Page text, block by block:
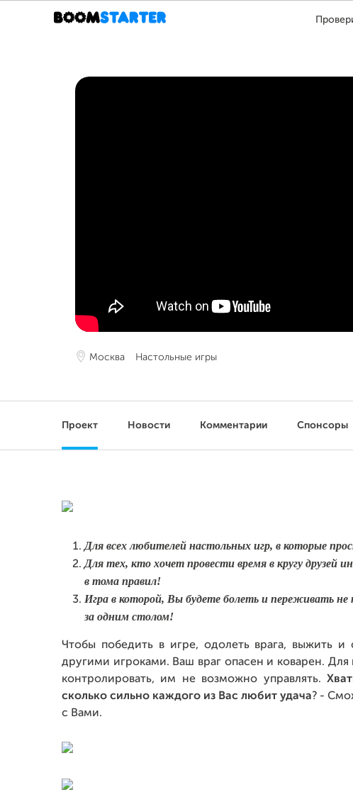
Москва Настольные игры
Проект Новости Комментарии Спонсоры
Для всех любителей настольных игр, в которые
Для тех, кто хочет провести время в кругу друзей
в тома правил!
Игра в которой, Вы будете болеть и переживать
за одним столом!
Чтобы победить в игре, одолеть врага, выжить
другими игроками. Ваш враг опасен и коварен.
контролировать, им не возможно управлять.
сколько сильно каждого из Вас любит удача? -
с Вами.